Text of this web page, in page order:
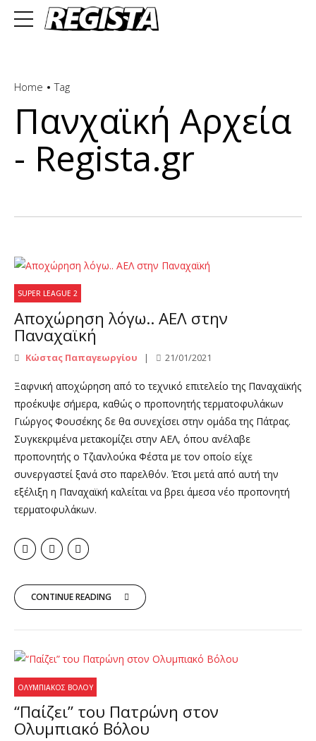
Home Tag
Πανχαϊκή Αρχεία
- Regista.gr
SUPER LEAGUE 2
Αποχώρηση λόγω.. ΑΕΛ στην
Παναχαϊκή
Κώστας Παπαγεωργίου 21/01/2021
Ξαφνική αποχώρηση από το τεχνικό επιτελείο της Παναχαϊκής
προέκυψε σήμερα, καθώς ο προπονητής τερματοφυλάκων
Γιώργος Φουσέκης δε θα συνεχίσει στην ομάδα της Πάτρας.
Συγκεκριμένα μετακομίζει στην ΑΕΛ, όπου ανέλαβε
προπονητής ο Τζιανλούκα Φέστα με τον οποίο είχε
συνεργαστεί ξανά στο παρελθόν. Έτσι μετά από αυτή την
εξέλιξη η Παναχαϊκή καλείται να βρει άμεσα νέο προπονητή
τερματοφυλάκων.
CONTINUE READING
ΟΛΥΜΠΙΑΚΌΣ ΒΌΛΟΥ
“Παίζει” του Πατρώνη στον
Ολυμπιακό Βόλου